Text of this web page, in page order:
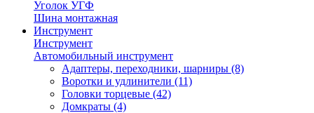
Уголок УГФ
Шина монтажная
Инструмент
Инструмент
Автомобильный инструмент
Адаптеры, переходники, шарниры (8)
Воротки и удлинители (11)
Головки торцевые (42)
Домкраты (4)